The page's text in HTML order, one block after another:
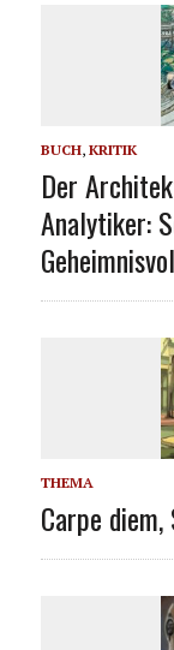
BUCH, KRITIK
Der
Analytiker:
THEMA
Carpe